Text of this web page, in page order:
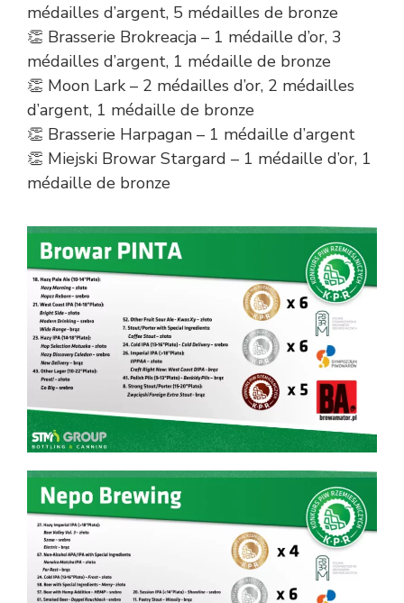
médailles d’argent, 5 médailles de bronze
👏 Brasserie Brokreacja – 1 médaille d’or, 3
médailles d’argent, 1 médaille de bronze
👏 Moon Lark – 2 médailles d’or, 2 médailles
d’argent, 1 médaille de bronze
👏 Brasserie Harpagan – 1 médaille d’argent
👏 Miejski Browar Stargard – 1 médaille d’or, 1
médaille de bronze